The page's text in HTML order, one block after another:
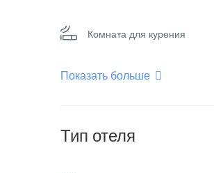
Комната для курения
Обогреватель
Показать больше
Тип отеля